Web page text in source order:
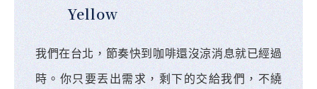
Yellow
我們在台北，節奏快到咖啡還沒涼消息就已經過
時。你只要丟出需求，剩下的交給我們，不繞